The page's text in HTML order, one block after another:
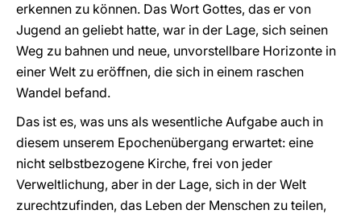
erkennen zu können. Das Wort Gottes, das er von
Jugend an geliebt hatte, war in der Lage, sich seinen
Weg zu bahnen und neue, unvorstellbare Horizonte in
einer Welt zu eröffnen, die sich in einem raschen
Wandel befand.
Das ist es, was uns als wesentliche Aufgabe auch in
diesem unserem Epochenübergang erwartet: eine
nicht selbstbezogene Kirche, frei von jeder
Verweltlichung, aber in der Lage, sich in der Welt
zurechtzufinden, das Leben der Menschen zu teilen,